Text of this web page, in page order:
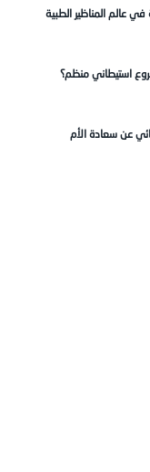
استيطاني منظم؟
عن سعادة الأم